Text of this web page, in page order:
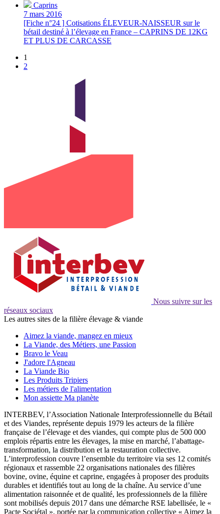
Caprins
7 mars 2016
[Fiche n°24 ] Cotisations ÉLEVEUR-NAISSEUR sur le
bétail destiné à l’élevage en France – CAPRINS DE 12KG
ET PLUS DE CARCASSE
1
2
Nous suivre sur les
réseaux sociaux
Les autres sites de la filière élevage & viande
Aimez la viande, mangez en mieux
La Viande, des Métiers, une Passion
Bravo le Veau
J'adore l'Agneau
La Viande Bio
Les Produits Tripiers
Les métiers de l'alimentation
Mon assiette Ma planète
INTERBEV, l’Association Nationale Interprofessionnelle du Bétail
et des Viandes, représente depuis 1979 les acteurs de la filière
française de l’élevage et des viandes, qui compte plus de 500 000
emplois répartis entre les élevages, la mise en marché, l’abattage-
transformation, la distribution et la restauration collective.
L’interprofession couvre l’ensemble du territoire via ses 12 comités
régionaux et rassemble 22 organisations nationales des filières
bovine, ovine, équine et caprine, engagées à proposer des produits
durables et identifiés tout au long de la chaîne. Au service d’une
alimentation raisonnée et de qualité, les professionnels de la filière
sont mobilisés depuis 2017 dans une démarche RSE labellisée, le «
Pacte Sociétal », portée par la communication collective « Aimez la